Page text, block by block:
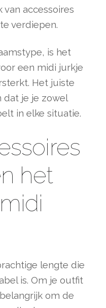
accessoires
verdiepen.
is het
een midi jurkje
Het juiste
dat je je zowel
in elke situatie.
het
lengte die
is. Om je outfit
om de